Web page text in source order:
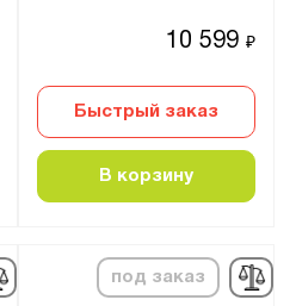
10 599₽
Быстрый заказ
В корзину
под заказ